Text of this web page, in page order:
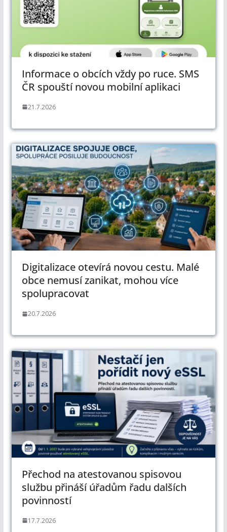
Informace o obcích vždy po ruce. SMS
ČR spouští novou mobilní aplikaci
21.7.2026
Digitalizace otevírá novou cestu. Malé
obce nemusí zanikat, mohou více
spolupracovat
20.7.2026
Přechod na atestovanou spisovou
službu přináší úřadům řadu dalších
povinností
17.7.2026